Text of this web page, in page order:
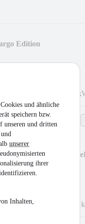
und ähnliche
speichern bzw.
unseren und dritten
unserer
ihrer
Inhalten,
Edition
56
200 Limousine CGI
•345.000 km 135